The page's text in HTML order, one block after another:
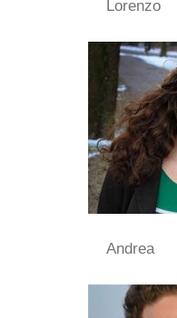
Lorenzo
Andrea